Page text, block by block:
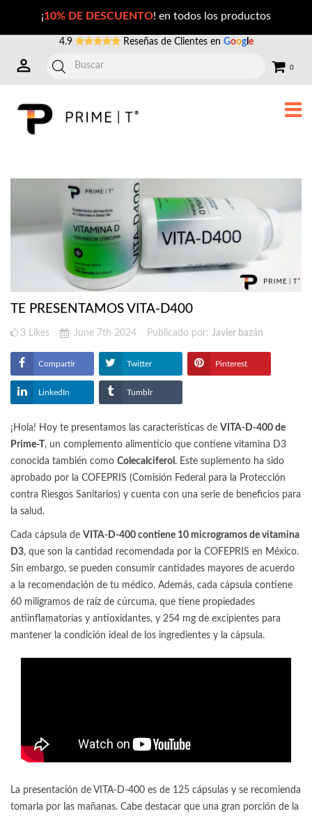
¡10% DE DESCUENTO! en todos los productos
4.9 Reseñas de Clientes en Google
0
TE PRESENTAMOS VITA-D400
3 Likes June 7th 2024 Publicado por: Javier bazán
Compartir Twitter Pinterest
LinkedIn Tumblr
¡Hola! Hoy te presentamos las características de VITA-D-400 de
Prime-T , un complemento alimenticio que contiene vitamina D3
conocida también como Colecalciferol . Este suplemento ha sido
aprobado por la COFEPRIS (Comisión Federal para la Protección
contra Riesgos Sanitarios) y cuenta con una serie de beneficios para
la salud.
Cada cápsula de VITA-D-400 contiene 10 microgramos de vitamina
D3, que son la cantidad recomendada por la COFEPRIS en México.
Sin embargo, se pueden consumir cantidades mayores de acuerdo
a la recomendación de tu médico. Además, cada cápsula contiene
60 miligramos de raíz de cúrcuma, que tiene propiedades
antiinflamatorias y antioxidantes, y 254 mg de excipientes para
mantener la condición ideal de los ingredientes y la cápsula.
La presentación de VITA-D-400 es de 125 cápsulas y se recomienda
tomarla por las mañanas. Cabe destacar que una gran porción de la